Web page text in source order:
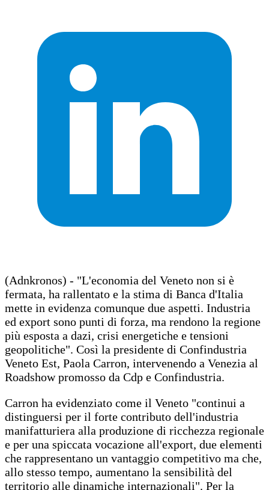
(Adnkronos) - "L'economia del Veneto non si è
fermata, ha rallentato e la stima di Banca d'Italia
mette in evidenza comunque due aspetti. Industria
ed export sono punti di forza, ma rendono la regione
più esposta a dazi, crisi energetiche e tensioni
geopolitiche". Così la presidente di Confindustria
Veneto Est, Paola Carron, intervenendo a Venezia al
Roadshow promosso da Cdp e Confindustria.
Carron ha evidenziato come il Veneto "continui a
distinguersi per il forte contributo dell'industria
manifatturiera alla produzione di ricchezza regionale
e per una spiccata vocazione all'export, due elementi
che rappresentano un vantaggio competitivo ma che,
allo stesso tempo, aumentano la sensibilità del
territorio alle dinamiche internazionali". Per la